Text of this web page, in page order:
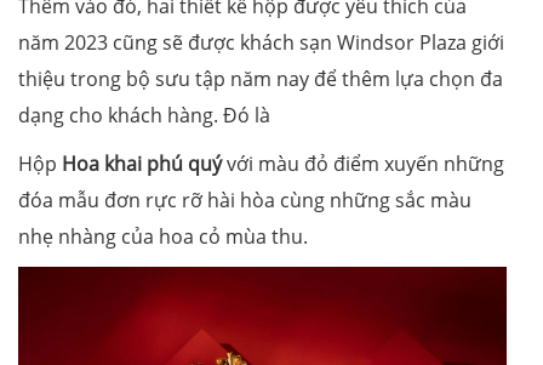
Thêm vào đó, hai thiết kế hộp được yêu thích của
năm 2023 cũng sẽ được khách sạn Windsor Plaza giới
thiệu trong bộ sưu tập năm nay để thêm lựa chọn đa
dạng cho khách hàng. Đó là
Hộp Hoa khai phú quývới màu đỏ điểm xuyến những
đóa mẫu đơn rực rỡ hài hòa cùng những sắc màu
nhẹ nhàng của hoa cỏ mùa thu.